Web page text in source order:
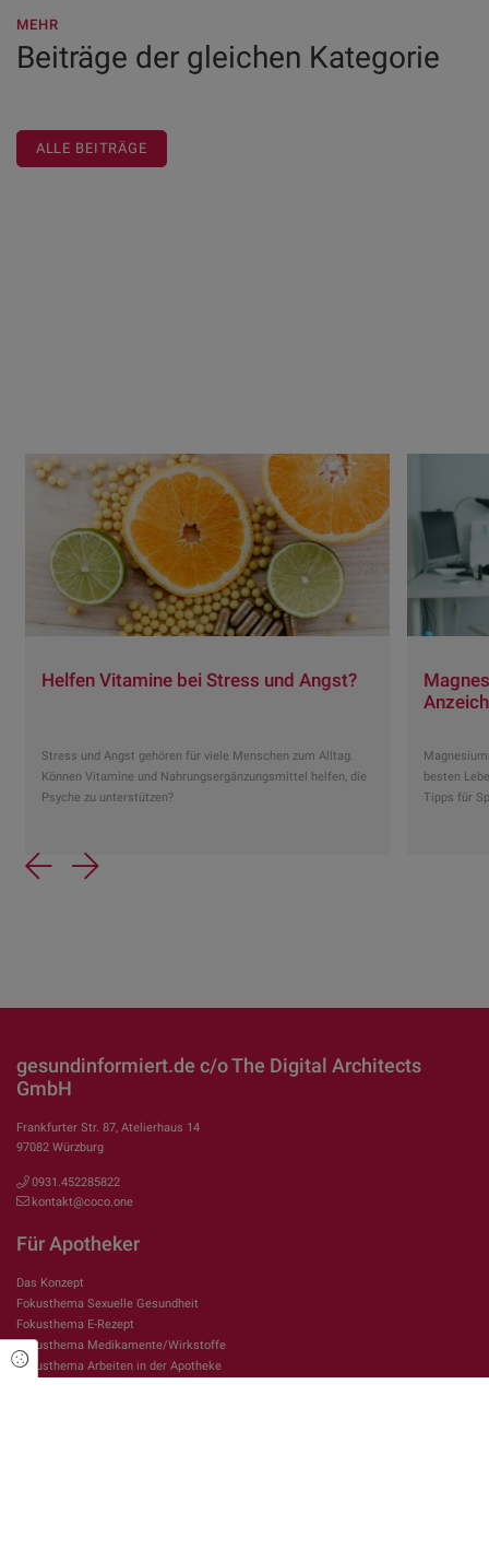
MEHR
Beiträge der gleichen Kategorie
ALLE BEITRÄGE
Helfen Vitamine bei Stress und Angst?
Stress und Angst gehören für viele Menschen zum Alltag.
Können Vitamine und Nahrungsergänzungsmittel helfen, die
Psyche zu unterstützen?
besten
Tipps für
Previous
Next
gesundinformiert.de c/o The Digital Architects
GmbH
Frankfurter Str. 87, Atelierhaus 14
97082 Würzburg
0931.452285822
kontakt@coco.one
Für Apotheker
Das Konzept
Fokusthema Sexuelle Gesundheit
Fokusthema E-Rezept
Fokusthema Medikamente/Wirkstoffe
Fokusthema Arbeiten in der Apotheke
Cookie Einstellungen